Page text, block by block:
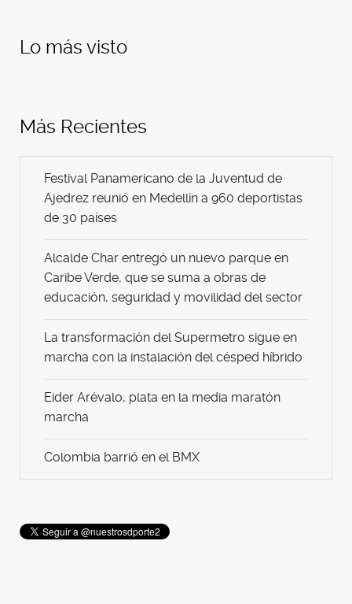
Lo más visto
Más Recientes
Festival Panamericano de la Juventud de
Ajedrez reunió en Medellín a 960 deportistas
de 30 países
Alcalde Char entregó un nuevo parque en
Caribe Verde, que se suma a obras de
educación, seguridad y movilidad del sector
La transformación del Supermetro sigue en
marcha con la instalación del césped híbrido
Eider Arévalo, plata en la media maratón
marcha
Colombia barrió en el BMX